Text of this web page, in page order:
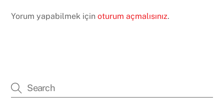
Yorum yapabilmek içinoturum açmalısınız.